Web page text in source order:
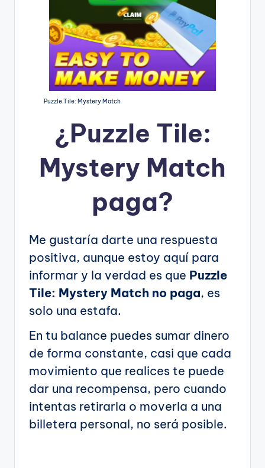
Puzzle Tile: Mystery Match
¿Puzzle Tile:
Mystery Match
paga?
Me gustaría darte una respuesta
positiva, aunque estoy aquí para
informar y la verdad es que Puzzle
Tile: Mystery Match no paga, es
solo una estafa.
En tu balance puedes sumar dinero
de forma constante, casi que cada
movimiento que realices te puede
dar una recompensa, pero cuando
intentas retirarla o moverla a una
billetera personal, no será posible.